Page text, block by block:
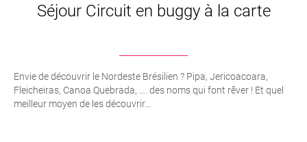
Séjour Circuit en buggy à la carte
Envie de découvrir le Nordeste Brésilien ? Pipa, Jericoacoara,
Fleicheiras, Canoa Quebrada, …. des noms qui font rêver ! Et quel
meilleur moyen de les découvrir...